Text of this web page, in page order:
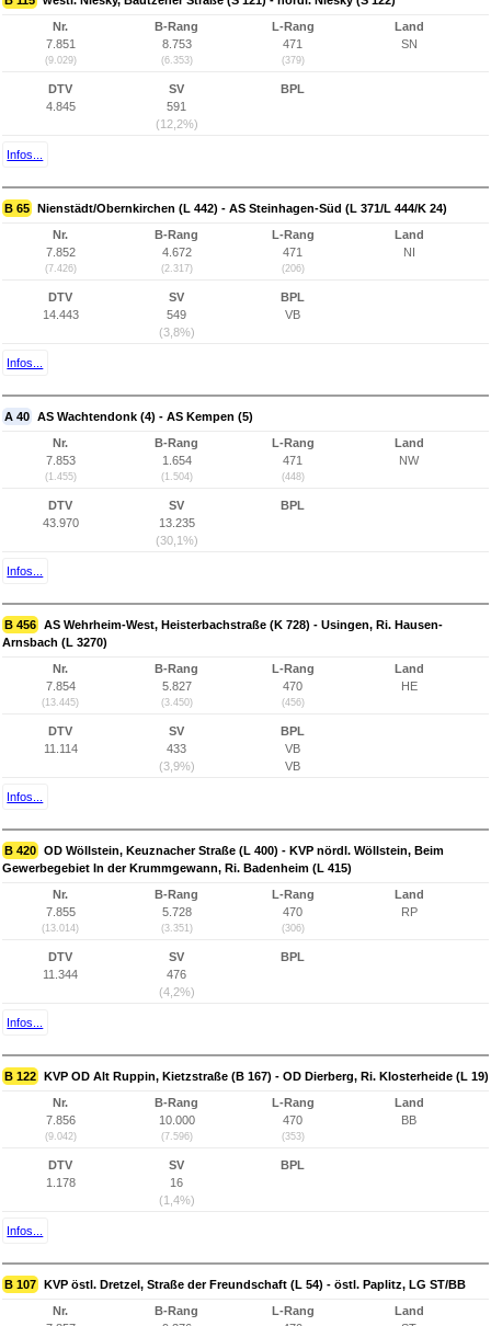
Nr.
7.851
(9.029)
B-Rang
8.753
(6.353)
L-Rang
471
(379)
Land
SN
DTV
4.845
SV
591
(12,2%)
BPL
Infos...
B 65 Nienstädt/Obernkirchen (L 442) - AS Steinhagen-Süd (L 371/L 444/K 24)
Nr.
7.852
(7.426)
B-Rang
4.672
(2.317)
L-Rang
471
(206)
Land
NI
DTV
14.443
SV
549
(3,8%)
BPL
VB
Infos...
A 40 AS Wachtendonk (4) - AS Kempen (5)
Nr.
7.853
(1.455)
B-Rang
1.654
(1.504)
L-Rang
471
(448)
Land
NW
DTV
43.970
SV
13.235
(30,1%)
BPL
Infos...
B 456 AS Wehrheim-West, Heisterbachstraße (K 728) - Usingen, Ri. Hausen-
Arnsbach (L 3270)
Nr.
7.854
(13.445)
B-Rang
5.827
(3.450)
L-Rang
470
(456)
Land
HE
DTV
11.114
SV
433
(3,9%)
BPL
VB
VB
Infos...
B 420 OD Wöllstein, Keuznacher Straße (L 400) - KVP nördl. Wöllstein, Beim
Gewerbegebiet In der Krummgewann, Ri. Badenheim (L 415)
Nr.
7.855
(13.014)
B-Rang
5.728
(3.351)
L-Rang
470
(306)
Land
RP
DTV
11.344
SV
476
(4,2%)
BPL
Infos...
B 122 KVP OD Alt Ruppin, Kietzstraße (B 167) - OD Dierberg, Ri. Klosterheide (L 19)
Nr.
7.856
(9.042)
B-Rang
10.000
(7.596)
L-Rang
470
(353)
Land
BB
DTV
1.178
SV
16
(1,4%)
BPL
Infos...
B 107 KVP östl. Dretzel, Straße der Freundschaft (L 54) - östl. Paplitz, LG ST/BB
Nr.
B-Rang
L-Rang
Land